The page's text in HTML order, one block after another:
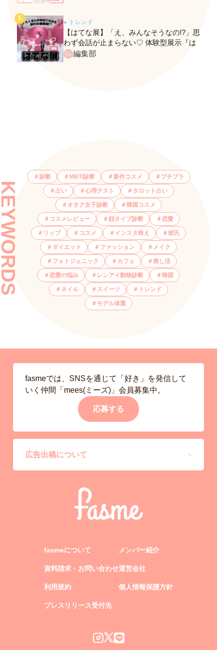
● トレンド
【はてな展】「え、みんなそうなの!?」思
わず会話が止まらない♡ 体験型展示『は
てな展』に行ってきたレポ
編集部
診断 MBTI診断 新作コスメ プチプラ
占い 心理テスト タロット占い
オタク女子診断 韓国コスメ
コスメレビュー 顔タイプ診断 恋愛
リップ コスメ インスタ映え 彼氏
ダイエット ファッション メイク
フォトジェニック カフェ 推し活
恋愛の悩み レンアイ動物診断 韓国
ネイル スイーツ トレンド
モデル体重
fasmeでは、SNSを通じて「好き」を発信して
いく仲間「mees(ミーズ)」会員募集中。
応募する
広告出稿について
fasmeについて
資料請求・お問い合わせ
利用規約
プレスリリース受付先
メンバー紹介
運営会社
個人情報保護方針